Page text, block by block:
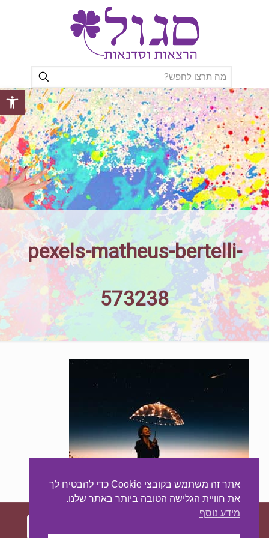
פתח
pexels-matheus-bertelli-
573238
אתר זה משתמש בקובצי Cookie כדי להבטיח לך
את חוויית הגלישה הטובה ביותר באתר שלנו.
מידע נוסף